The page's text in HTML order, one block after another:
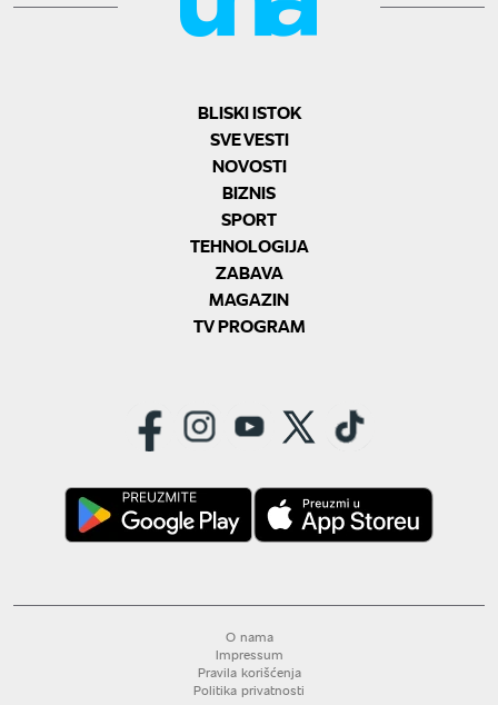
BLISKI ISTOK
SVE VESTI
NOVOSTI
BIZNIS
SPORT
TEHNOLOGIJA
ZABAVA
MAGAZIN
TV PROGRAM
O nama
Impressum
Pravila korišćenja
Politika privatnosti